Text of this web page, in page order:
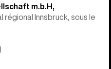
m.b.H,
régional Innsbruck, sous le